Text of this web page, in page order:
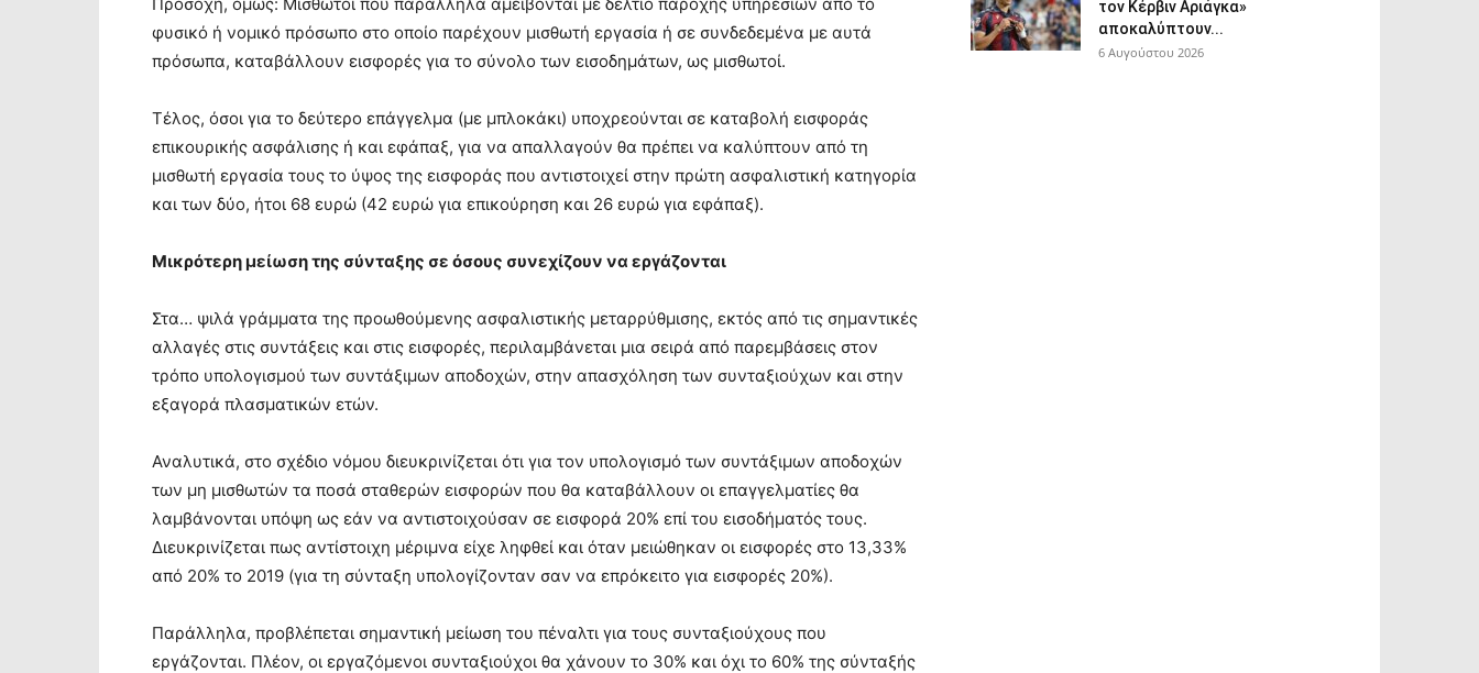
φυσικό ή νομικό πρόσωπο στο οποίο παρέχουν μισθωτή εργασία ή σε συνδεδεμένα με αυτά
πρόσωπα, καταβάλλουν εισφορές για το σύνολο των εισοδημάτων, ως μισθωτοί.
Τέλος, όσοι για το δεύτερο επάγγελμα (με μπλοκάκι) υποχρεούνται σε καταβολή εισφοράς
επικουρικής ασφάλισης ή και εφάπαξ, για να απαλλαγούν θα πρέπει να καλύπτουν από τη
μισθωτή εργασία τους το ύψος της εισφοράς που αντιστοιχεί στην πρώτη ασφαλιστική κατηγορία
και των δύο, ήτοι 68 ευρώ (42 ευρώ για επικούρηση και 26 ευρώ για εφάπαξ).
Μικρότερη μείωση της σύνταξης σε όσους συνεχίζουν να εργάζονται
Στα… ψιλά γράμματα της προωθούμενης ασφαλιστικής μεταρρύθμισης, εκτός από τις σημαντικές
αλλαγές στις συντάξεις και στις εισφορές, περιλαμβάνεται μια σειρά από παρεμβάσεις στον
τρόπο υπολογισμού των συντάξιμων αποδοχών, στην απασχόληση των συνταξιούχων και στην
εξαγορά πλασματικών ετών.
Αναλυτικά, στο σχέδιο νόμου διευκρινίζεται ότι για τον υπολογισμό των συντάξιμων αποδοχών
των μη μισθωτών τα ποσά σταθερών εισφορών που θα καταβάλλουν οι επαγγελματίες θα
λαμβάνονται υπόψη ως εάν να αντιστοιχούσαν σε εισφορά 20% επί του εισοδήματός τους.
Διευκρινίζεται πως αντίστοιχη μέριμνα είχε ληφθεί και όταν μειώθηκαν οι εισφορές στο 13,33%
από 20% το 2019 (για τη σύνταξη υπολογίζονταν σαν να επρόκειτο για εισφορές 20%).
Παράλληλα, προβλέπεται σημαντική μείωση του πέναλτι για τους συνταξιούχους που
εργάζονται. Πλέον, οι εργαζόμενοι συνταξιούχοι θα χάνουν το 30% και όχι το 60% της σύνταξής
τον Κέρβιν Αριάγκα»
αποκαλύπτουν...
6 Αυγούστου 2026